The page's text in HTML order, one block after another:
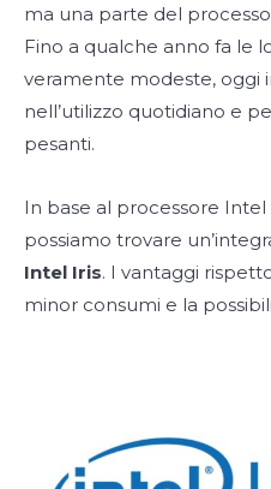
ma una parte del
Fino a qualche anno fa le
veramente modeste, oggi
nell’utilizzo quotidiano e
pesanti.
In base al processore
possiamo trovare
Intel Iris. I vantaggi
minor consumi e la